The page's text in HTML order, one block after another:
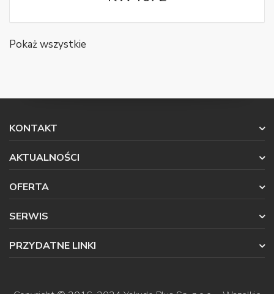
Pokaż wszystkie
KONTAKT
AKTUALNOŚCI
OFERTA
SERWIS
PRZYDATNE LINKI